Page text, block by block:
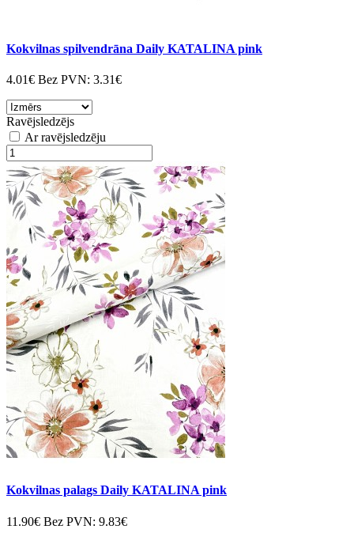
Kokvilnas spilvendrāna Daily KATALINA pink
4.01€ Bez PVN: 3.31€
Ravējsledzējs
Ar ravējsledzēju
Kokvilnas palags Daily KATALINA pink
11.90€ Bez PVN: 9.83€